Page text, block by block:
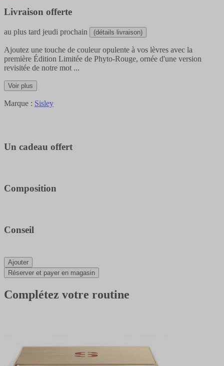
Livraison offerte
au plus tard jeudi prochain (détails livraison)
Ajoutez une touche de couleur opulente à vos lèvres avec la
première Édition Limitée de Phyto-Rouge, ornée d'une version
revisitée de notre mot ...
Voir plus
Marque : Sisley
Un cadeau offert
Composition
Conseil
Ajouter
Réserver et payer en magasin
Complétez votre routine